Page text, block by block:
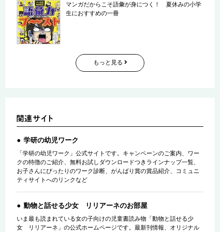
マンガだからこそ語彙が身につく！ 夏休みの小学
生におすすめの一冊
もっと見る
学研の幼児ワーク
「学研の幼児ワーク」公式サイトです。キャンペーンのご案内、ワー
クの特徴のご紹介、無料お試しダウンロードつきラインナップ一覧、
お子さんにぴったりのワーク診断、がんばり賞の賞品紹介、コミュニ
ティサイトへのリンクなど
動物と話せる少女 リリアーネのお部屋
いま最も読まれている女の子向けの児童書読み物「動物と話せる少
女 リリアーネ」の公式ホームページです。最新刊情報、オリジナル